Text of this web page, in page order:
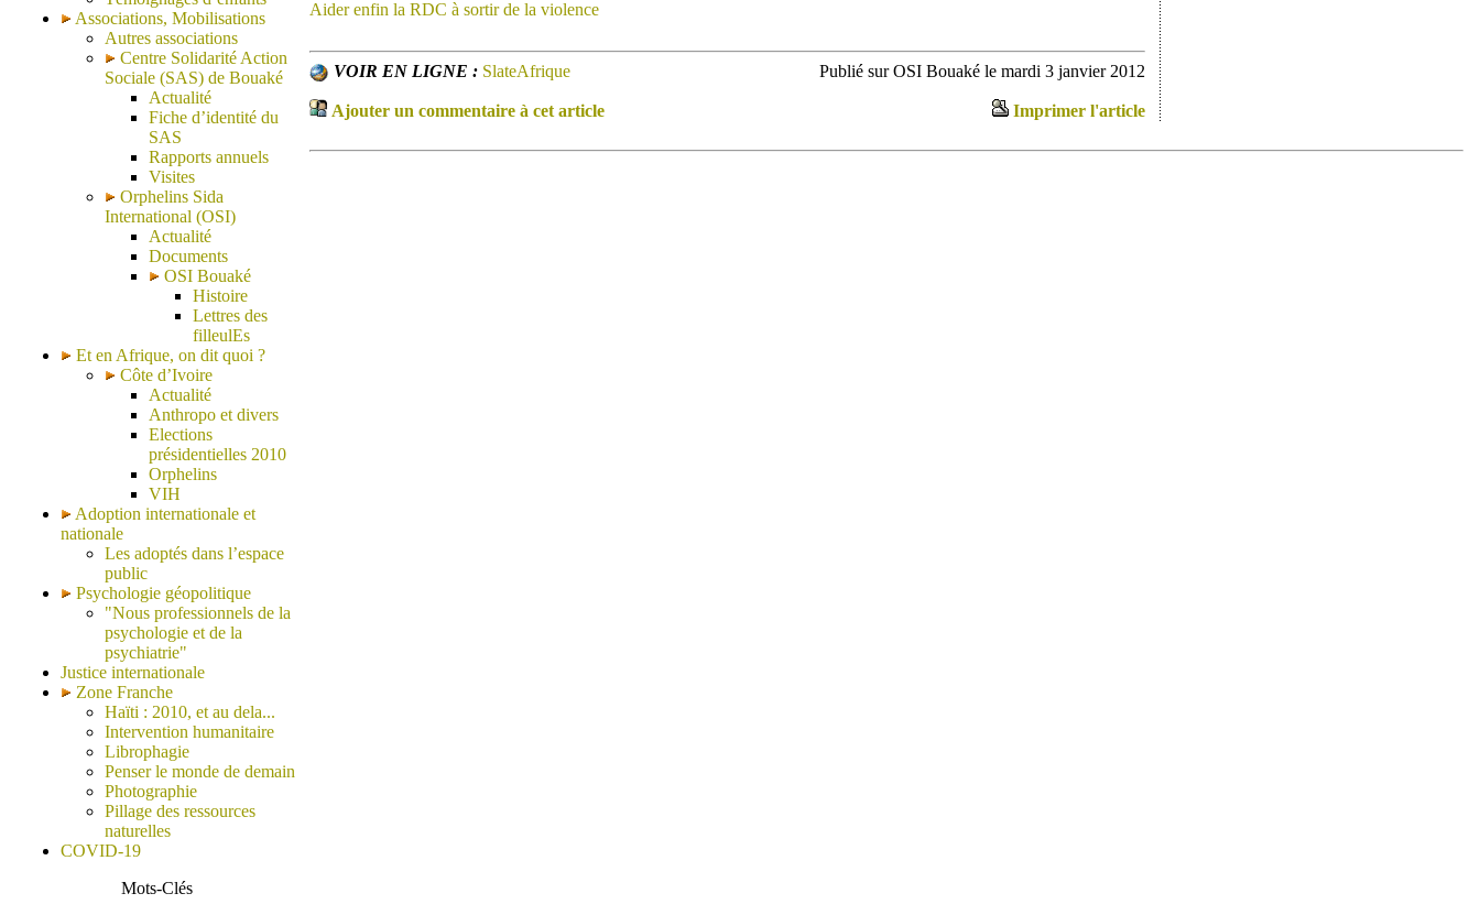
Associations, Mobilisations
Autres associations
Centre Solidarité Action
Sociale (SAS) de Bouaké
Actualité
Fiche d’identité du
SAS
Rapports annuels
Visites
Orphelins Sida
International (OSI)
Actualité
Documents
OSI Bouaké
Histoire
Lettres des
filleulEs
Et en Afrique, on dit quoi ?
Côte d’Ivoire
Actualité
Anthropo et divers
Elections
présidentielles 2010
Orphelins
VIH
Adoption internationale et
nationale
Les adoptés dans l’espace
public
Psychologie géopolitique
"Nous professionnels de la
psychologie et de la
psychiatrie"
Justice internationale
Zone Franche
Haïti : 2010, et au dela...
Intervention humanitaire
Librophagie
Penser le monde de demain
Photographie
Pillage des ressources
naturelles
COVID-19
Mots-Clés
Aider enfin la RDC à sortir de la violence
VOIR EN LIGNE : SlateAfrique Publié sur OSI Bouaké le mardi 3 janvier 2012
Ajouter un commentaire à cet article Imprimer l'article